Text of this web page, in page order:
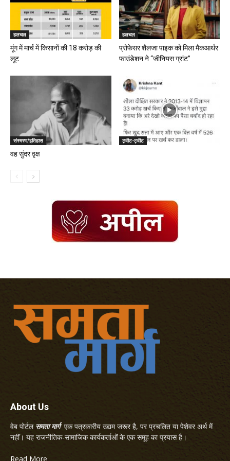
हलचल
मूंग में मार्च में किसानों की 18 करोड़ की
लूट
हलचल
प्रोफेसर शैलजा पाइक को मिला मैकआर्थर
फाउंडेशन ने “जीनियस ग्रांट”
संस्मरण/इतिहास
वह सुंदर वृक्ष
ट्वीट-ट्वीट
About Us
वेब पोर्टल समता मार्गएक पत्रकारीय उद्यम जरूर है, पर प्रचलित या पेशेवर अर्थ में
नहीं। यह राजनीतिक-सामाजिक कार्यकर्ताओं के एक समूह का प्रयास है।
Read More